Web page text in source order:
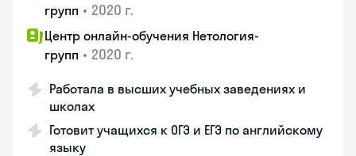
групп • 2020 г.
Центр онлайн-обучения Нетология-
групп • 2020 г.
Работала в высших учебных заведениях и
школах
Готовит учащихся к ОГЭ и ЕГЭ по английскому
языку